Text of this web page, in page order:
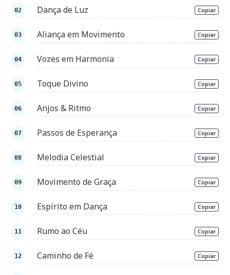
Dança de Luz Copiar
Aliança em Movimento Copiar
Vozes em Harmonia Copiar
Toque Divino Copiar
Anjos & Ritmo Copiar
Passos de Esperança Copiar
Melodia Celestial Copiar
Movimento de Graça Copiar
Espírito em Dança Copiar
Rumo ao Céu Copiar
Caminho de Fé Copiar